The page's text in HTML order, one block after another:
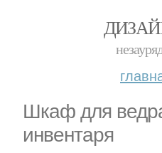
Шкаф для
инвентаря